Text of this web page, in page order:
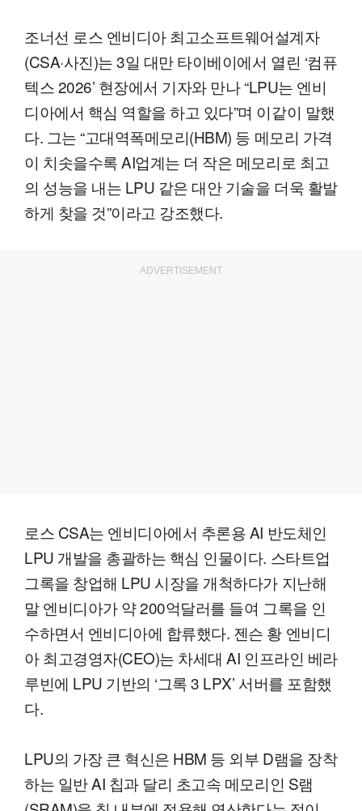
조너선 로스 엔비디아 최고소프트웨어설계자
(CSA·사진)는 3일 대만 타이베이에서 열린 ‘컴퓨
텍스 2026’ 현장에서 기자와 만나 “LPU는 엔비
디아에서 핵심 역할을 하고 있다”며 이같이 말했
다. 그는 “고대역폭메모리(HBM) 등 메모리 가격
이 치솟을수록 AI업계는 더 작은 메모리로 최고
의 성능을 내는 LPU 같은 대안 기술을 더욱 활발
하게 찾을 것”이라고 강조했다.
ADVERTISEMENT
로스 CSA는 엔비디아에서 추론용 AI 반도체인
LPU 개발을 총괄하는 핵심 인물이다. 스타트업
그록을 창업해 LPU 시장을 개척하다가 지난해
말 엔비디아가 약 200억달러를 들여 그록을 인
수하면서 엔비디아에 합류했다. 젠슨 황 엔비디
아 최고경영자(CEO)는 차세대 AI 인프라인 베라
루빈에 LPU 기반의 ‘그록 3 LPX’ 서버를 포함했
다.
LPU의 가장 큰 혁신은 HBM 등 외부 D램을 장착
하는 일반 AI 칩과 달리 초고속 메모리인 S램